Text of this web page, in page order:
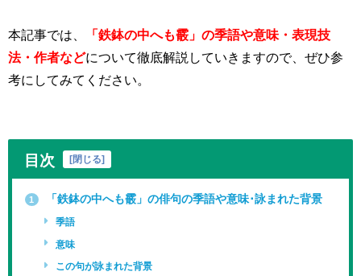
本記事では、
「鉄鉢の中へも霰」の季語や意味・表現技
法・作者などについて徹底解説していきますので、ぜひ参
考にしてみてください。
目次 [閉じる]
1 「鉄鉢の中へも霰」の俳句の季語や意味･詠まれた背景
季語
意味
この句が詠まれた背景